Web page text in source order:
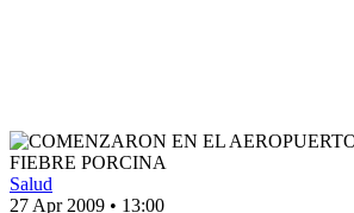
Salud
27 Apr 2009 • 13:00